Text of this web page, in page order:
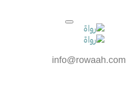
info@rowaah.com